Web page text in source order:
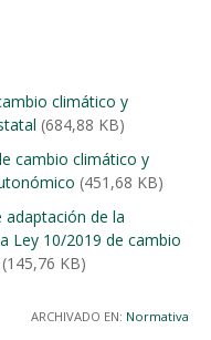
climático y
(684,88 KB)
cambio climático y
(451,68 KB)
adaptación de la
Ley 10/2019 de cambio
(145,76 KB)
ARCHIVADO EN: Normativa